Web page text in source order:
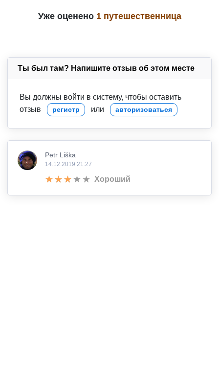
Уже оценено 1 путешественница
Ты был там? Напишите отзыв об этом месте
Вы должны войти в систему, чтобы оставить
отзыв
регистр или авторизоваться
Petr Liška
14.12.2019 21:27
Хороший